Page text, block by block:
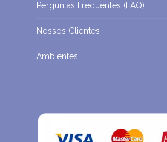
Perguntas Frequentes (FAQ)
Nossos Clientes
Ambientes